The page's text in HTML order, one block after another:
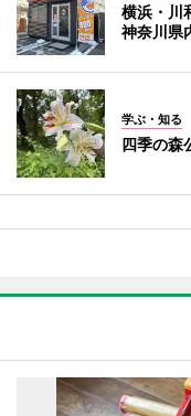
横浜・川
神奈川県
学ぶ・知る
四季の森